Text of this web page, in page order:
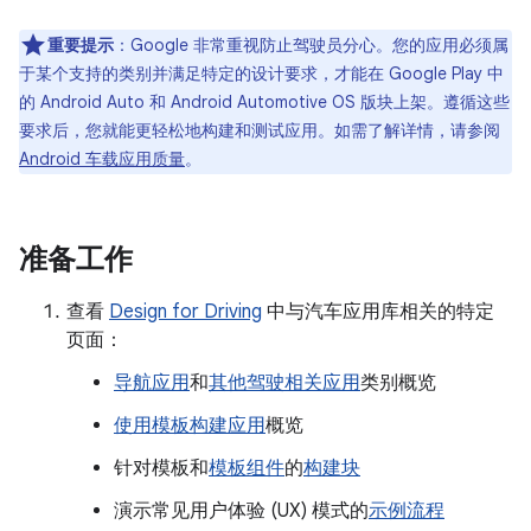
重要提示 ： Google 非常重视防止驾驶员分心。您的应用必须属
于某个支持的类别并满足特定的设计要求，才能在 Google Play 中
的 Android Auto 和 Android Automotive OS 版块上架。遵循这些
要求后，您就能更轻松地构建和测试应用。如需了解详情，请参阅
Android 车载应用质量。
准备工作
查看 Design for Driving 中与汽车应用库相关的特定
页面：
导航应用和其他驾驶相关应用类别概览
使用模板构建应用概览
针对模板和模板组件的构建块
演示常见用户体验 (UX) 模式的示例流程